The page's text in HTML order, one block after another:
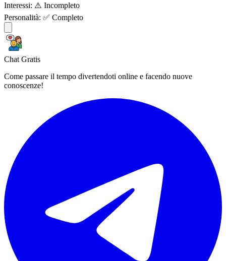
Interessi: ⚠️ Incompleto
Personalità: ✅ Completo
Chat Gratis
Come passare il tempo divertendoti online e facendo nuove
conoscenze!